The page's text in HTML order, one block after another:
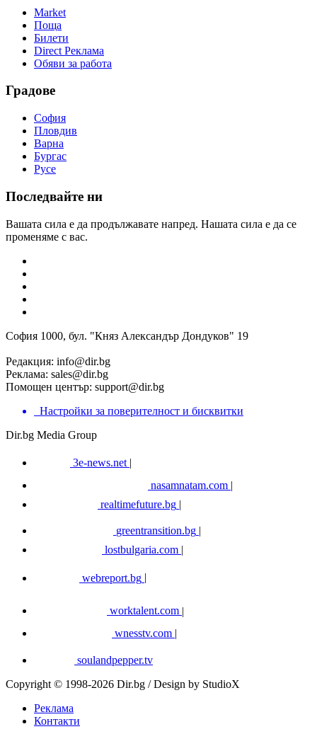
Market
Поща
Билети
Direct Реклама
Обяви за работа
Градове
София
Пловдив
Варна
Бургас
Русе
Последвайте ни
Вашата сила е да продължавате напред. Нашата сила е да се
променяме с вас.
София 1000, бул. "Княз Александър Дондуков" 19
Редакция: info@dir.bg
Реклама: sales@dir.bg
Помощен център: support@dir.bg
Настройки за поверителност и бисквитки
Dir.bg Media Group
3e-news.net |
nasamnatam.com |
realtimefuture.bg |
greentransition.bg |
lostbulgaria.com |
webreport.bg
worktalent.com |
wnesstv.com |
soulandpepper.tv
Copyright © 1998-2026 Dir.bg / Design by StudioX
Реклама
Контакти